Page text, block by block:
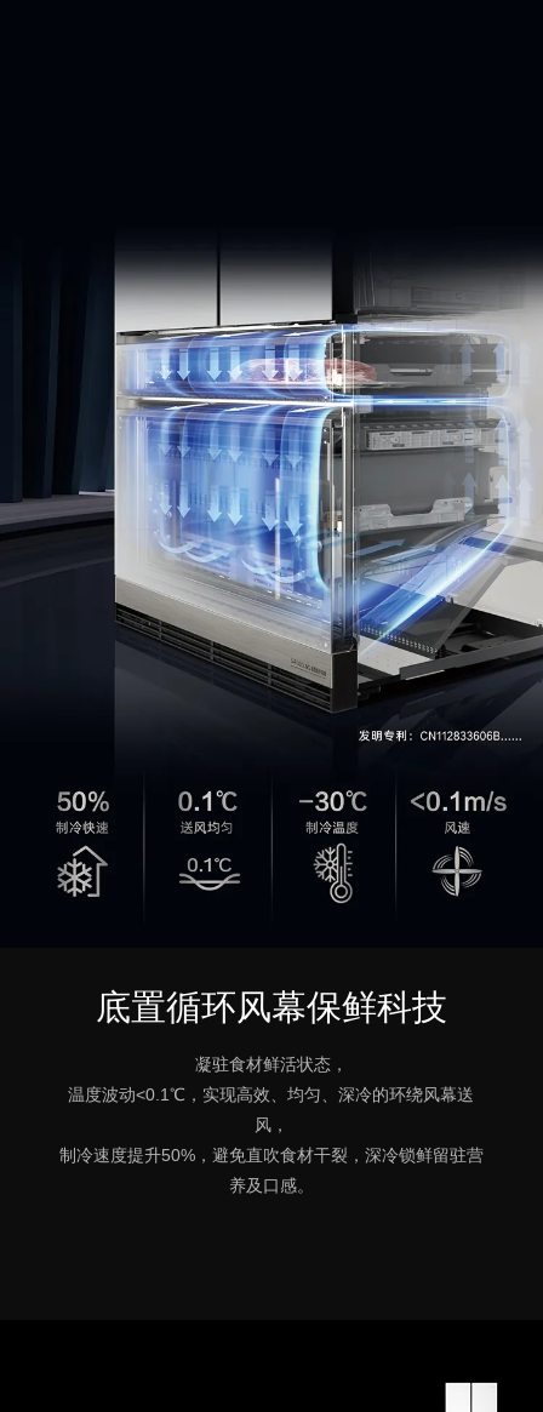
底置循环风幕保鲜科技
凝驻食材鲜活状态，
温度波动<0.1℃，实现高效、均匀、深冷的环绕风幕送
风，
制冷速度提升50%，避免直吹食材干裂，深冷锁鲜留驻营
养及口感。